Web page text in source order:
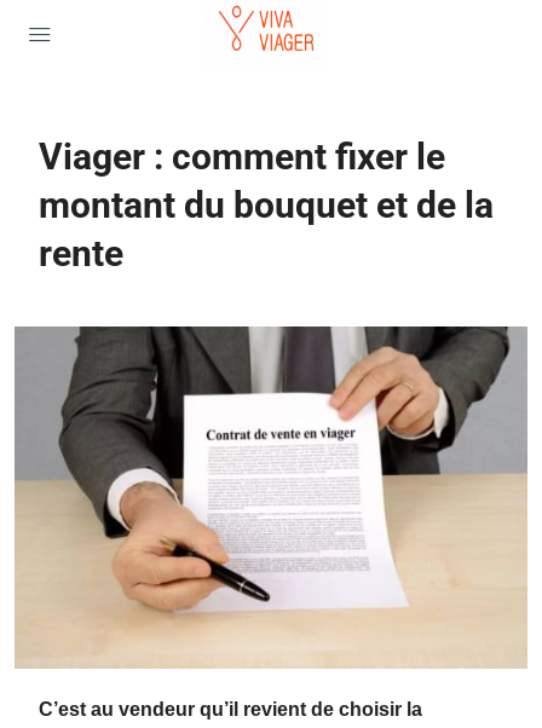
Viager : comment fixer le
montant du bouquet et de la
rente
C’est au vendeur qu’il revient de choisir la